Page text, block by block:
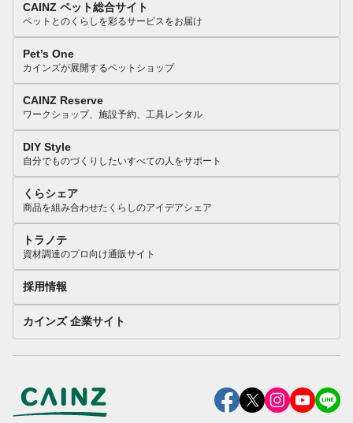
CAINZ ペット総合サイト
ペットとのくらしを彩るサービスをお届け
Pet’s One
カインズが展開するペットショップ
CAINZ Reserve
ワークショップ、施設予約、工具レンタル
DIY Style
自分でものづくりしたいすべての人をサポート
くらシェア
商品を組み合わせたくらしのアイデアシェア
トラノテ
資材調達のプロ向け通販サイト
採用情報
カインズ 企業サイト